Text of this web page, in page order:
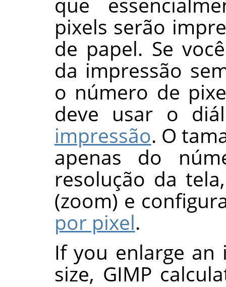
pixels serão
de papel. Se
da impressão
o número de
deve usar o
impressão. O
apenas do
resolução da
(zoom) e
por pixel.
If you enlarge an
size, GIMP